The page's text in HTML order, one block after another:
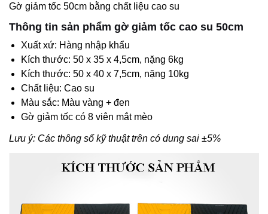
Gờ giảm tốc 50cm bằng chất liệu cao su
Thông tin sản phẩm gờ giảm tốc cao su 50cm
Xuất xứ: Hàng nhập khẩu
Kích thước: 50 x 35 x 4,5cm, nặng 6kg
Kích thước: 50 x 40 x 7,5cm, nặng 10kg
Chất liệu: Cao su
Màu sắc: Màu vàng + đen
Gờ giảm tốc có 8 viên mắt mèo
Lưu ý: Các thông số kỹ thuật trên có dung sai ±5%